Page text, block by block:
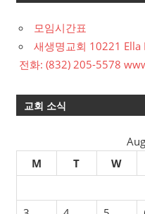
모임시간표
새생명교회 10221
전화: (832) 205-5578
교회 소식
M
T W